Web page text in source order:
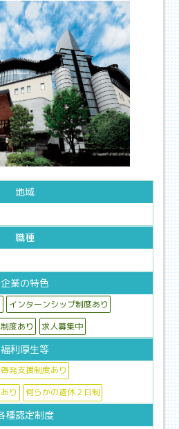
地域
職種
企業の特色
インターンシップ制度あり
度あり 求人募集中
福利厚生等
発支援制度あり
り
何らかの週休２日制
種認定制度